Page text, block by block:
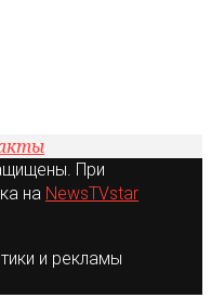
При
на NewsTVstar
и рекламы